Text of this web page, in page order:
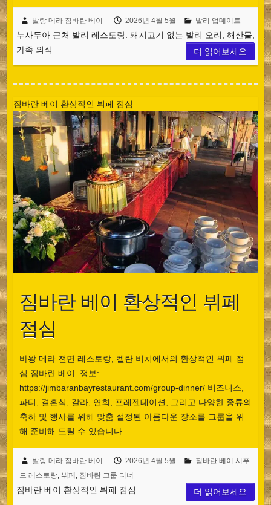
발랑 메라 짐바란 베이 2026년 4월 5월 발리 업데이트
누사두아 근처 발리 레스토랑: 돼지고기 없는 발리 오리, 해산물,
가족 외식
더 읽어보세요
짐바란 베이 환상적인 뷔페 점심
짐바란 베이 환상적인 뷔페
점심
바왕 메라 전면 레스토랑, 켈란 비치에서의 환상적인 뷔페 점
심 짐바란 베이. 정보:
https://jimbaranbayrestaurant.com/group-dinner/ 비즈니스,
파티, 결혼식, 갈라, 연회, 프레젠테이션, 그리고 다양한 종류의
축하 및 행사를 위해 맞춤 설정된 아름다운 장소를 그룹을 위
해 준비해 드릴 수 있습니다...
발랑 메라 짐바란 베이 2026년 4월 5월
짐바란 베이 시푸
드 레스토랑, 뷔페 , 짐바란 그룹 디너
짐바란 베이 환상적인 뷔페 점심 더 읽어보세요